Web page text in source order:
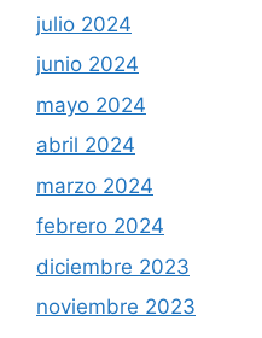
julio 2024
junio 2024
mayo 2024
abril 2024
marzo 2024
febrero 2024
diciembre 2023
noviembre 2023